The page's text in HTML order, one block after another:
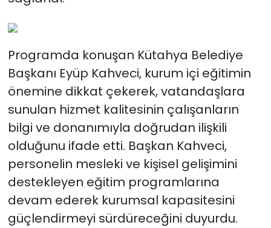
Programda konuşan Kütahya Belediye
Başkanı Eyüp Kahveci, kurum içi eğitimin
önemine dikkat çekerek, vatandaşlara
sunulan hizmet kalitesinin çalışanların
bilgi ve donanımıyla doğrudan ilişkili
olduğunu ifade etti. Başkan Kahveci,
personelin mesleki ve kişisel gelişimini
destekleyen eğitim programlarına
devam ederek kurumsal kapasitesini
güçlendirmeyi sürdüreceğini duyurdu.